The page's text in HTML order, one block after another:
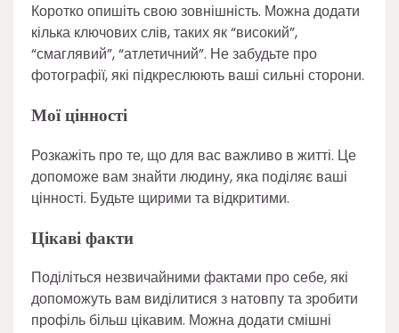
Коротко опишіть свою зовнішність. Можна додати
кілька ключових слів, таких як “високий”,
“смаглявий”, “атлетичний”. Не забудьте про
фотографії, які підкреслюють ваші сильні сторони.
Мої цінності
Розкажіть про те, що для вас важливо в житті. Це
допоможе вам знайти людину, яка поділяє ваші
цінності. Будьте щирими та відкритими.
Цікаві факти
Поділіться незвичайними фактами про себе, які
допоможуть вам виділитися з натовпу та зробити
профіль більш цікавим. Можна додати смішні